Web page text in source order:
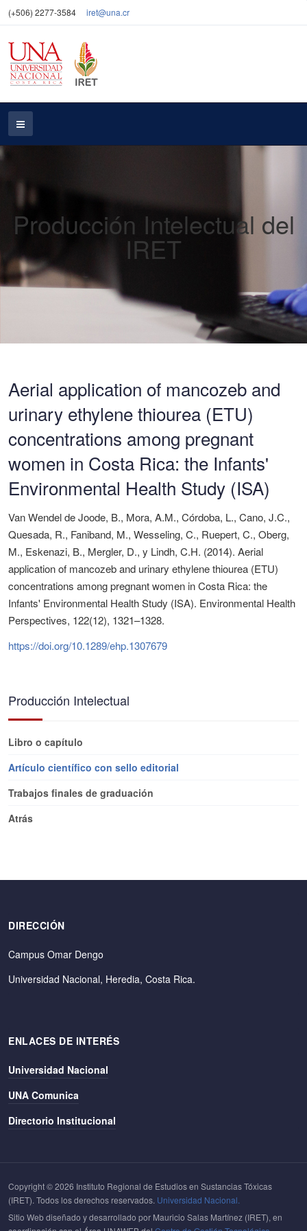
(+506) 2277-3584 iret@una.cr
Producción Intelectual del
IRET
Aerial application of mancozeb and
urinary ethylene thiourea (ETU)
concentrations among pregnant
women in Costa Rica: the Infants'
Environmental Health Study (ISA)
Van Wendel de Joode, B., Mora, A.M., Córdoba, L., Cano, J.C.,
Quesada, R., Faniband, M., Wesseling, C., Ruepert, C., Oberg,
M., Eskenazi, B., Mergler, D., y Lindh, C.H. (2014). Aerial
application of mancozeb and urinary ethylene thiourea (ETU)
concentrations among pregnant women in Costa Rica: the
Infants' Environmental Health Study (ISA). Environmental Health
Perspectives, 122(12), 1321–1328.
https://doi.org/10.1289/ehp.1307679
Producción Intelectual
Libro o capítulo
Artículo científico con sello editorial
Trabajos finales de graduación
Atrás
DIRECCIÓN
Campus Omar Dengo
Universidad Nacional, Heredia, Costa Rica.
ENLACES DE INTERÉS
Universidad Nacional
UNA Comunica
Directorio Institucional
Copyright © 2026 Instituto Regional de Estudios en Sustancias Tóxicas
(IRET). Todos los derechos reservados. Universidad Nacional.
Sitio Web diseñado y desarrollado por Mauricio Salas Martínez (IRET), en